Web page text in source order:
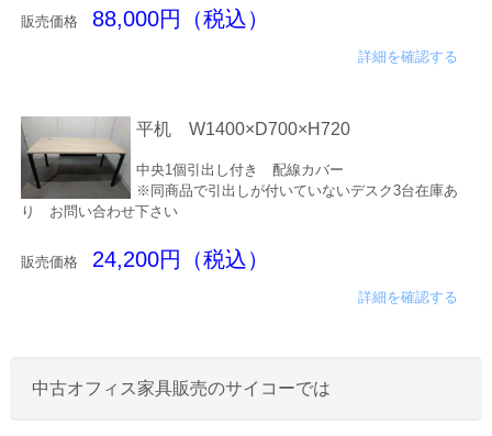
販売価格 88,000円（税込）
詳細を確認する
平机 W1400×D700×H720
中央1個引出し付き 配線カバー
※同商品で引出しが付いていないデスク3台在庫あ
り お問い合わせ下さい
販売価格 24,200円（税込）
詳細を確認する
中古オフィス家具販売のサイコーでは